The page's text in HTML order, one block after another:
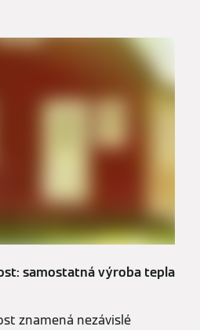
samostatná výroba tepla
znamená nezávislé